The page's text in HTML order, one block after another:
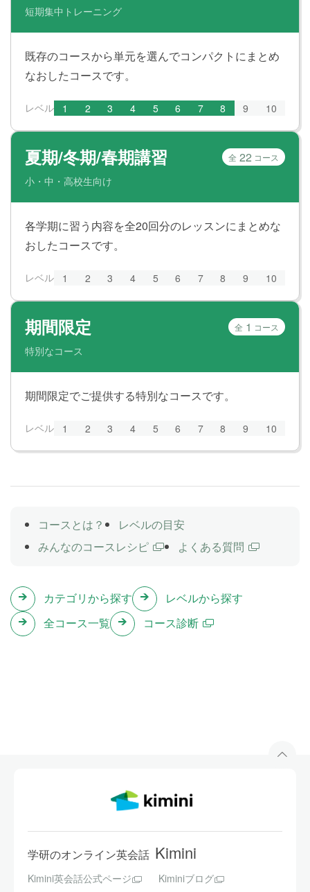
短期集中トレーニング
既存のコースから単元を選んでコンパクトにまとめ
なおしたコースです。
レベル 1 2 3 4 5 6 7 8 9 10
夏期/冬期/春期講習
小・中・高校生向け
全 22 コース
各学期に習う内容を全20回分のレッスンにまとめな
おしたコースです。
レベル 1 2 3 4 5 6 7 8 9 10
期間限定
特別なコース
全 1 コース
期間限定でご提供する特別なコースです。
レベル 1 2 3 4 5 6 7 8 9 10
コースとは？
レベルの目安
みんなのコースレシピ
よくある質問
カテゴリから探す
レベルから探す
全コース一覧
コース診断
学研のオンライン英会話 Kimini
Kimini英会話公式ページ Kiminiブログ